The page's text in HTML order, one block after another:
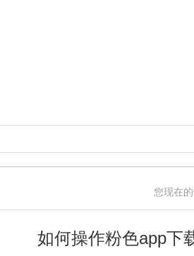
您现在的
如何操作粉色app下